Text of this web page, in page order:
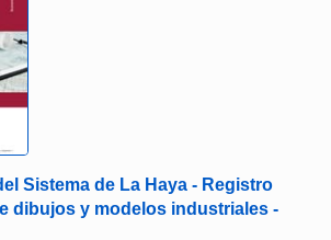
Sistema de La Haya - Registro
dibujos y modelos industriales -